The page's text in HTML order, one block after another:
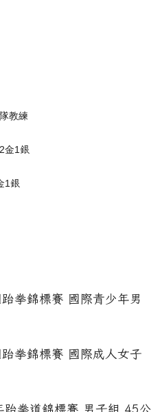
教練
金1銀
1銀
拳錦標賽 國際青少年男
拳錦標賽 國際成人女子
拳道錦標賽 男子組 45公